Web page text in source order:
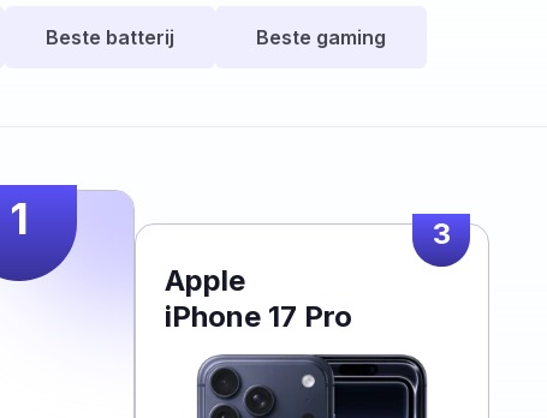
Beste batterij Beste gaming
1
3
Apple
iPhone 17 Pro